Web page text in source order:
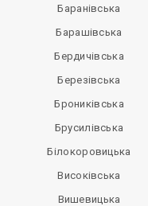
Баранівська
Барашівська
Бердичівська
Березівська
Брониківська
Брусилівська
Білокоровицька
Високівська
Вишевицька